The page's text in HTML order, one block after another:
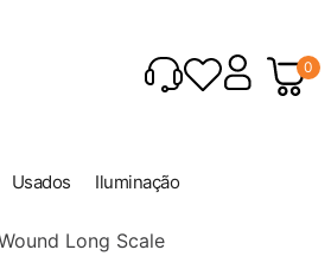
0
Usados Iluminação
Long Scale